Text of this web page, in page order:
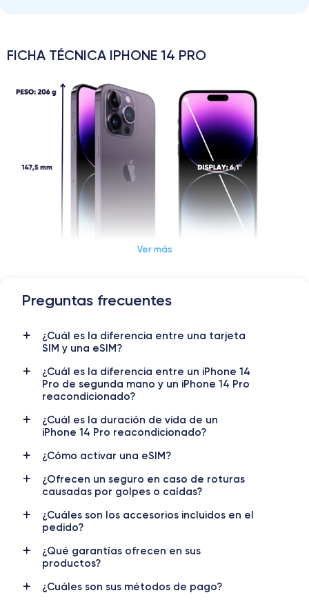
FICHA TÉCNICA IPHONE 14 PRO
Dimensiones y Peso iPhone 14 Pro
Lanzamiento
7/09/2022
Sist. operativo
Dimensiones
147.5×71.5×7.85 mm
Peso
Pantalla
OLED 6.1 pulgadas
Resol. pantalla
2556x1179 píxeles
4 GB 128, 256, 512, 1000 GB
Nombre CPU
Apple A16 Bionic
Núm. de núcleos
Nombre GPU
5 Core GPU
Frec. procesador
Ver más
Preguntas frecuentes
¿Cuál es la diferencia entre una tarjeta
SIM y una eSIM?
¿Cuál es la diferencia entre un iPhone 14
Pro de segunda mano y un iPhone 14 Pro
reacondicionado?
¿Cuál es la duración de vida de un
iPhone 14 Pro reacondicionado?
¿Cómo activar una eSIM?
¿Ofrecen un seguro en caso de roturas
causadas por golpes o caídas?
¿Cuáles son los accesorios incluidos en el
pedido?
¿Qué garantías ofrecen en sus
productos?
¿Cuáles son sus métodos de pago?